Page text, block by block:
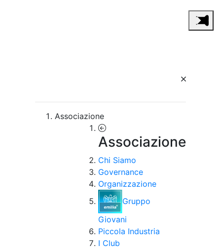
Associazione
Associazione
Chi Siamo
Governance
Organizzazione
Gruppo
Giovani
Piccola Industria
I Club